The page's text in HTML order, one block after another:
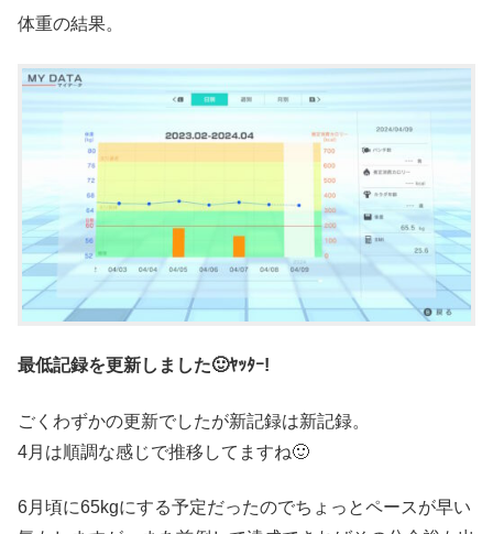
体重の結果。
最低記録を更新しました🙂ﾔｯﾀｰ!
ごくわずかの更新でしたが新記録は新記録。
4月は順調な感じで推移してますね🙂
6月頃に65kgにする予定だったのでちょっとペースが早い